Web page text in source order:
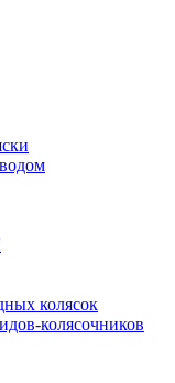
колясок
колясочников